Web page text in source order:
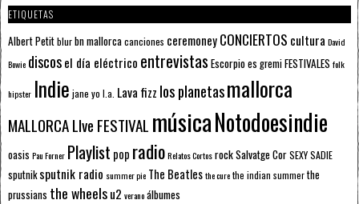
ETIQUETAS
Albert Petitblurbn mallorcacanciones ceremoneyCONCIERTOS cultura David
Bowie discosel día eléctrico entrevistas Escorpioes gremiFESTIVALES folk
hipster Indie jane yo l.a. Lava fizz los planetasmallorca
MALLORCA LIve FESTIVAL músicaNotodoesindie
oasis Pau Forner Playlist pop radioRelatos CortosrockSalvatge CorSEXY SADIE
sputnik sputnik radio summer pie The Beatlesthe curethe indian summerthe
prussians the wheelsu2 veranoálbumes